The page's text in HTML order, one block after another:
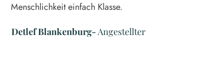
Menschlichkeit einfach Klasse.
Detlef Blankenburg-Angestellter